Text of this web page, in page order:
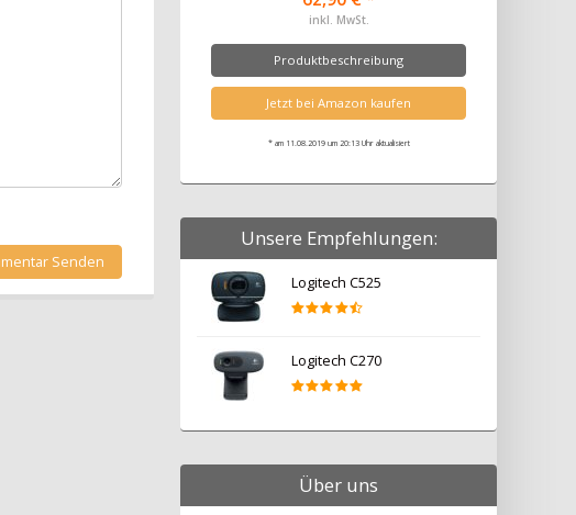
inkl. MwSt.
Produktbeschreibung
Jetzt bei Amazon kaufen
* am 11.08.2019 um 20:13 Uhr aktualisiert
Unsere Empfehlungen:
Logitech C525
Logitech C270
Über uns